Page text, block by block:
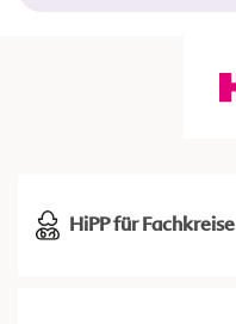
HiPP für Fachkreise